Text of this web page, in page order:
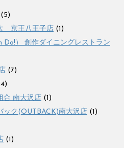
(5)
京王八王子店 (1)
Do!） 創作ダイニングレストラン
(7)
合 南大沢店 (1)
ック(OUTBACK)南大沢店 (1)
(1)